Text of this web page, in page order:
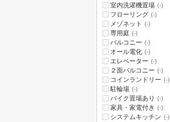
室内洗濯機置場 (-)
フローリング (-)
メゾネット (-)
専用庭 (-)
バルコニー (-)
オール電化 (-)
エレベーター (-)
２面バルコニー (-)
コインランドリー (-)
駐輪場 (-)
バイク置場あり (-)
家具・家電付き (-)
システムキッチン (-)